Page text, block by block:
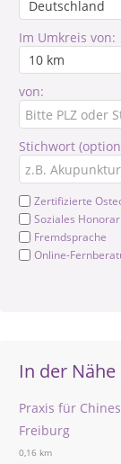
Im Umkreis von:
von:
Stichwort
Zertifizierte
Soziales Honorar
Fremdsprache
Online-
In der Nähe
Praxis für
Freiburg
0,16 km